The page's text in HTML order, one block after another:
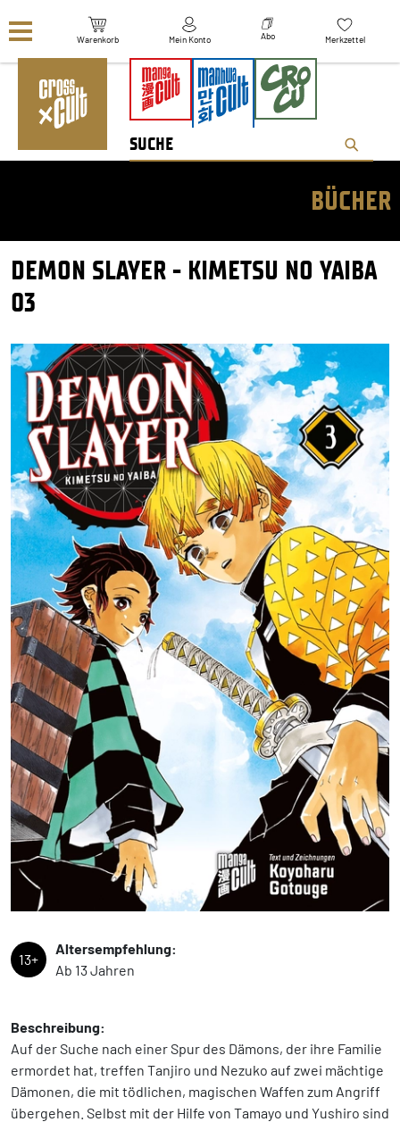
Warenkorb Mein Konto Abo Merkzettel
BÜCHER
DEMON SLAYER - KIMETSU NO YAIBA
03
13+
Altersempfehlung:
Ab 13 Jahren
Beschreibung:
Auf der Suche nach einer Spur des Dämons, der ihre Familie
ermordet hat, treffen Tanjiro und Nezuko auf zwei mächtige
Dämonen, die mit tödlichen, magischen Waffen zum Angriff
übergehen. Selbst mit der Hilfe von Tamayo und Yushiro sind